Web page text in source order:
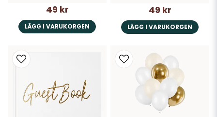
49 kr
LÄGG I VARUKORGEN
49 kr
LÄGG I VARUKORGEN